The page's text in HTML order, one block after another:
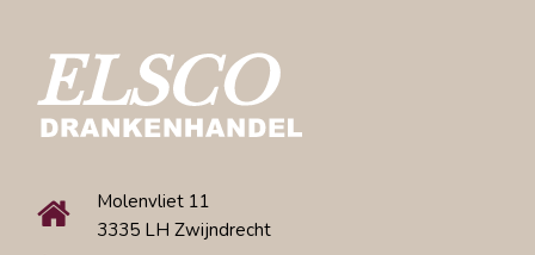
Molenvliet 11
3335 LH Zwijndrecht